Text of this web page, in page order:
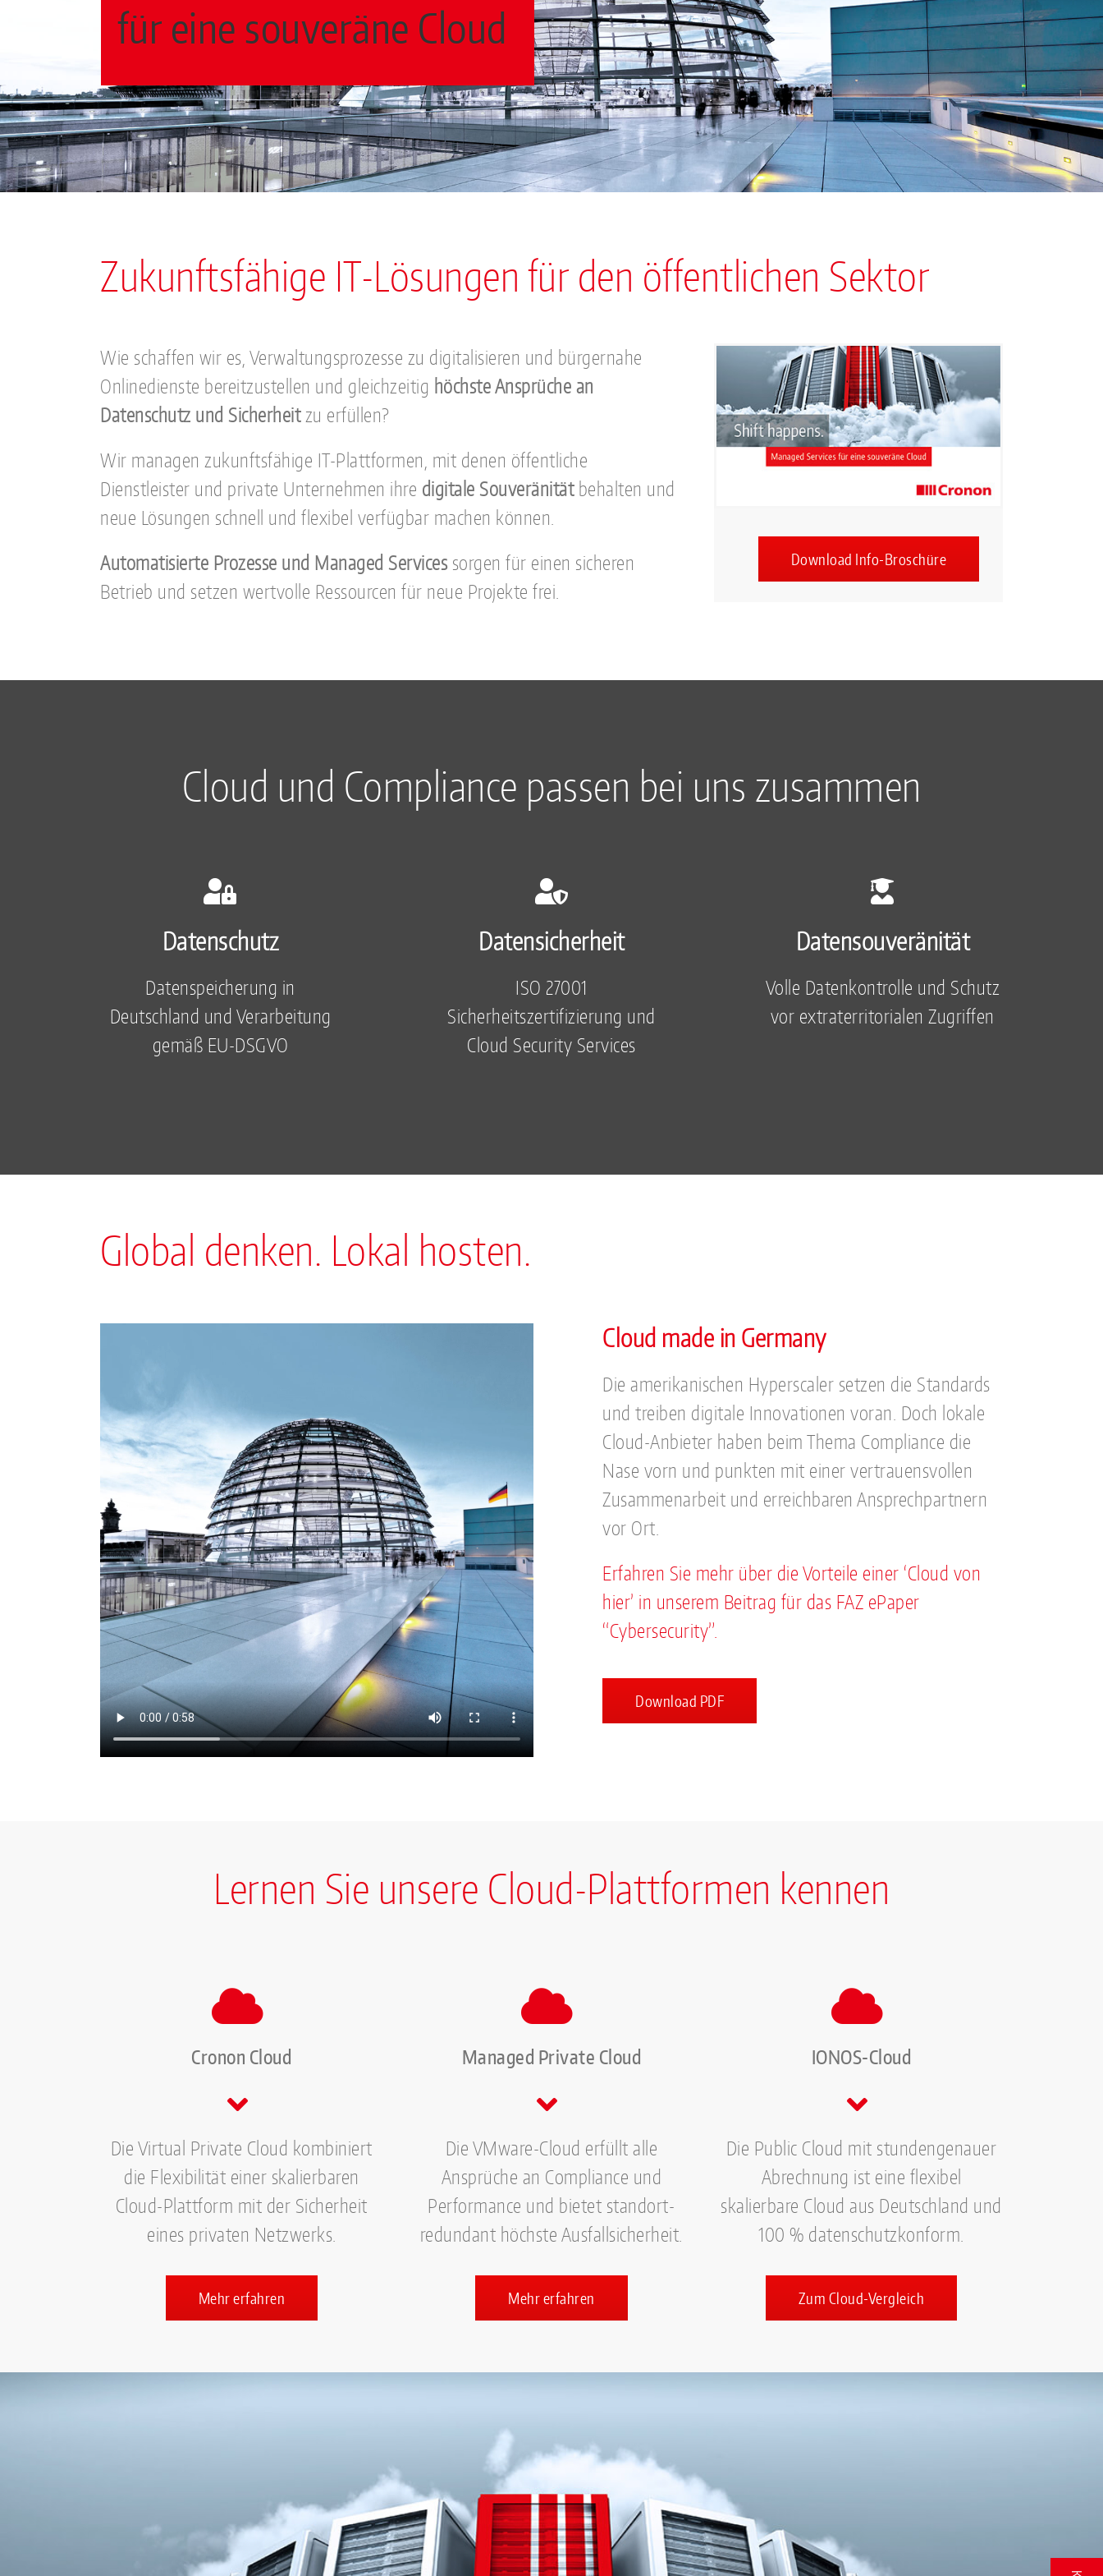
für eine souveräne Cloud
Zukunftsfähige IT-Lösungen für den öffentlichen Sektor
Wie schaffen wir es, Verwaltungsprozesse zu digitalisieren und bürgernahe
Onlinedienste bereitzustellen und gleichzeitig höchste Ansprüche an
Datenschutz und Sicherheitzu erfüllen?
Wir managen zukunftsfähige IT-Plattformen, mit denen öffentliche
Dienstleister und private Unternehmen ihre digitale Souveränitätbehalten und
neue Lösungen schnell und flexibel verfügbar machen können.
Automatisierte Prozesse und Managed Servicessorgen für einen sicheren
Betrieb und setzen wertvolle Ressourcen für neue Projekte frei.
Download Info-Broschüre
Cloud und Compliance passen bei uns zusammen
Datenschutz
Datenspeicherung in
Deutschland und Verarbeitung
gemäß EU-DSGVO
Datensicherheit
ISO 27001
Sicherheitszertifizierung und
Cloud Security Services
Datensouveränität
Volle Datenkontrolle und Schutz
vor extraterritorialen Zugriffen
Global denken. Lokal hosten.
Cloud made in Germany
Die amerikanischen Hyperscaler setzen die Standards
und treiben digitale Innovationen voran. Doch lokale
Cloud-Anbieter haben beim Thema Compliance die
Nase vorn und punkten mit einer vertrauensvollen
Zusammenarbeit und erreichbaren Ansprechpartnern
vor Ort.
Erfahren Sie mehr über die Vorteile einer ‘Cloud von
hier’ in unserem Beitrag für das FAZ ePaper
“Cybersecurity”.
Download PDF
Lernen Sie unsere Cloud-Plattformen kennen
Cronon Cloud
Die Virtual Private Cloud kombiniert
die Flexibilität einer skalierbaren
Cloud-Plattform mit der Sicherheit
eines privaten Netzwerks.
Mehr erfahren
Managed Private Cloud
Die VMware-Cloud erfüllt alle
Ansprüche an Compliance und
Performance und bietet standort-
redundant höchste Ausfallsicherheit.
Mehr erfahren
IONOS-Cloud
Die Public Cloud mit stundengenauer
Abrechnung ist eine flexibel
skalierbare Cloud aus Deutschland und
100 % datenschutzkonform.
Zum Cloud-Vergleich